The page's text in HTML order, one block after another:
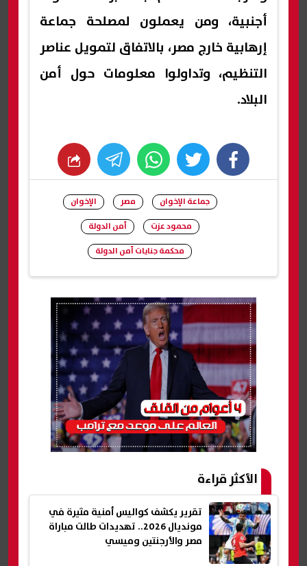
أجنبية، ومن يعملون لمصلحة جماعة
إرهابية خارج مصر، بالاتفاق لتمويل عناصر
التنظيم، وتداولوا معلومات حول أمن
البلاد.
facebook
twitter
whats
جماعة الإخوان مصر
الإخوان
محمود عزت
أمن الدولة
محكمة جنايات أمن الدولة
الأكثر قراءة
تقرير يكشف كواليس أمنية مثيرة في
مونديال 2026.. تهديدات طالت مباراة
مصر والأرجنتين وميسي